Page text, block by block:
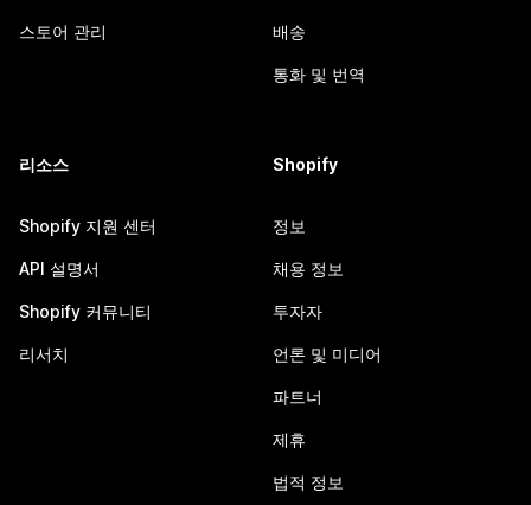
스토어 관리 배송
통화 및 번역
리소스
Shopify 지원 센터
API 설명서
Shopify 커뮤니티
리서치
Shopify
정보
채용 정보
투자자
언론 및 미디어
파트너
제휴
법적 정보